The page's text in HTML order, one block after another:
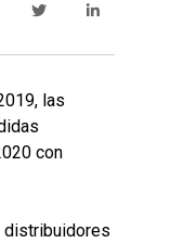
las
con
distribuidores